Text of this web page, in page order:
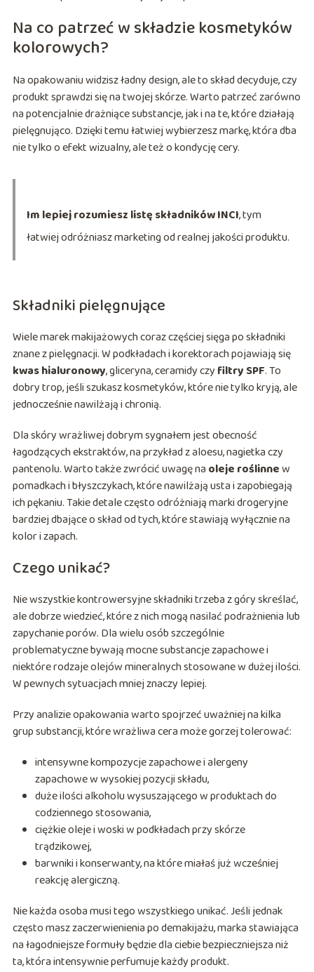
Na co patrzeć w składzie kosmetyków
kolorowych?
Na opakowaniu widzisz ładny design, ale to skład decyduje, czy
produkt sprawdzi się na twojej skórze. Warto patrzeć zarówno
na potencjalnie drażniące substancje, jak i na te, które działają
pielęgnująco. Dzięki temu łatwiej wybierzesz markę, która dba
nie tylko o efekt wizualny, ale też o kondycję cery.
Im lepiej rozumiesz listę składników INCI, tym
łatwiej odróżniasz marketing od realnej jakości produktu.
Składniki pielęgnujące
Wiele marek makijażowych coraz częściej sięga po składniki
znane z pielęgnacji. W podkładach i korektorach pojawiają się
kwas hialuronowy, gliceryna, ceramidy czy filtry SPF. To
dobry trop, jeśli szukasz kosmetyków, które nie tylko kryją, ale
jednocześnie nawilżają i chronią.
Dla skóry wrażliwej dobrym sygnałem jest obecność
łagodzących ekstraktów, na przykład z aloesu, nagietka czy
pantenolu. Warto także zwrócić uwagę na oleje roślinnew
pomadkach i błyszczykach, które nawilżają usta i zapobiegają
ich pękaniu. Takie detale często odróżniają marki drogeryjne
bardziej dbające o skład od tych, które stawiają wyłącznie na
kolor i zapach.
Czego unikać?
Nie wszystkie kontrowersyjne składniki trzeba z góry skreślać,
ale dobrze wiedzieć, które z nich mogą nasilać podrażnienia lub
zapychanie porów. Dla wielu osób szczególnie
problematyczne bywają mocne substancje zapachowe i
niektóre rodzaje olejów mineralnych stosowane w dużej ilości.
W pewnych sytuacjach mniej znaczy lepiej.
Przy analizie opakowania warto spojrzeć uważniej na kilka
grup substancji, które wrażliwa cera może gorzej tolerować:
intensywne kompozycje zapachowe i alergeny
zapachowe w wysokiej pozycji składu,
duże ilości alkoholu wysuszającego w produktach do
codziennego stosowania,
ciężkie oleje i woski w podkładach przy skórze
trądzikowej,
barwniki i konserwanty, na które miałaś już wcześniej
reakcję alergiczną.
Nie każda osoba musi tego wszystkiego unikać. Jeśli jednak
często masz zaczerwienienia po demakijażu, marka stawiająca
na łagodniejsze formuły będzie dla ciebie bezpieczniejsza niż
ta, która intensywnie perfumuje każdy produkt.